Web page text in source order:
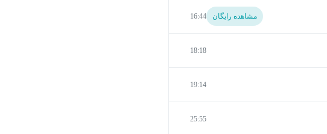
مشاهده رایگان 16:44
18:18
19:14
25:55